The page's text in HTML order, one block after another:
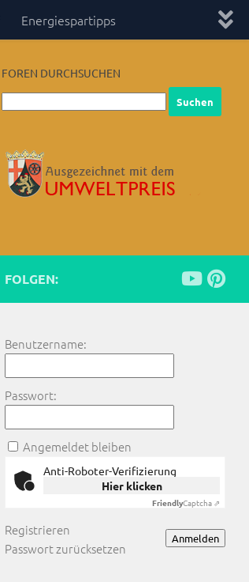
Energiespartipps
FOREN DURCHSUCHEN
FOLGEN:
Benutzername:
Passwort:
Angemeldet bleiben
Anti-Roboter-Verifizierung
Hier klicken
FriendlyCaptcha ⇗
Anmelden
Registrieren
Passwort zurücksetzen